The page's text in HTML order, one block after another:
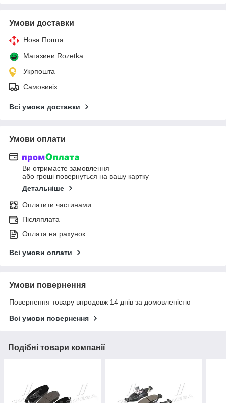
Умови доставки
Нова Пошта
Магазини Rozetka
Укрпошта
Самовивіз
Всі умови доставки
Умови оплати
Ви отримаєте замовлення
або гроші повернуться на вашу картку
Детальніше
Оплатити частинами
Післяплата
Оплата на рахунок
Всі умови оплати
Умови повернення
Повернення товару впродовж 14 днів за домовленістю
Всі умови повернення
Подібні товари компанії